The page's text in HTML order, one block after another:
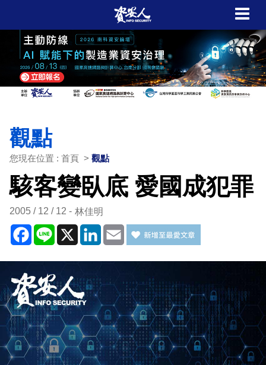
觀點
您現在位置 : 首頁 > 觀點
駭客變臥底 愛國成犯罪
2005 / 12 / 12 林佳明
Facebook
Line X LinkedIn
Email